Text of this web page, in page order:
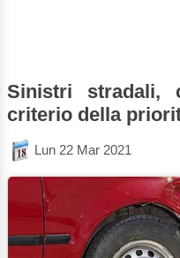
Sinistri stradali,
criterio della
Lun 22 Mar 2021